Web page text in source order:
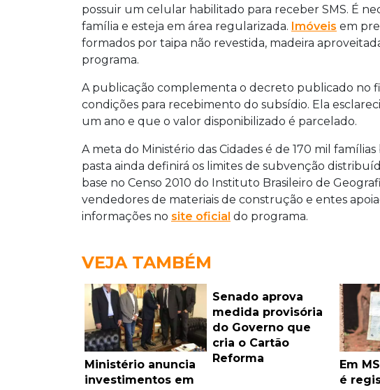
possuir um celular habilitado para receber SMS. É
família e esteja em área regularizada. Imóveis em
formados por taipa não revestida, madeira
programa.
A publicação complementa o decreto publicado no
condições para recebimento do subsídio. Ela
um ano e que o valor disponibilizado é parcelado.
A meta do Ministério das Cidades é de 170 mil
pasta ainda definirá os limites de subvenção
base no Censo 2010 do Instituto Brasileiro de
vendedores de materiais de construção e entes
informações no site oficial do programa.
VEJA TAMBÉM
Ministério anuncia
investimentos em
Senado aprova
medida provisória
do Governo que
cria o Cartão
Reforma
Em
é